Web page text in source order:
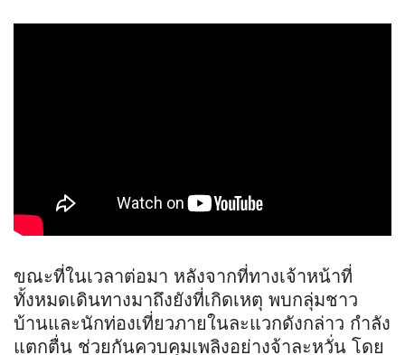
ขณะที่ในเวลาต่อมา หลังจากที่ทางเจ้าหน้าที่
ทั้งหมดเดินทางมาถึงยังที่เกิดเหตุ พบกลุ่มชาว
บ้านและนักท่องเที่ยวภายในละแวกดังกล่าว กำลัง
แตกตื่น ช่วยกันควบคุมเพลิงอย่างจ้าละหวั่น โดย